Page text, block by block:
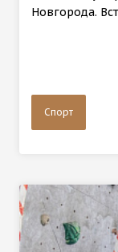
Новгорода.
Спорт